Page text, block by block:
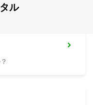
ル